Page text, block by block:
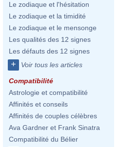
Le zodiaque et l'hésitation
Le zodiaque et la timidité
Le zodiaque et le mensonge
Les qualités des 12 signes
Les défauts des 12 signes
+ Voir tous les articles
Compatibilité
Astrologie et compatibilité
Affinités et conseils
Affinités de couples célèbres
Ava Gardner et Frank Sinatra
Compatibilité du Bélier